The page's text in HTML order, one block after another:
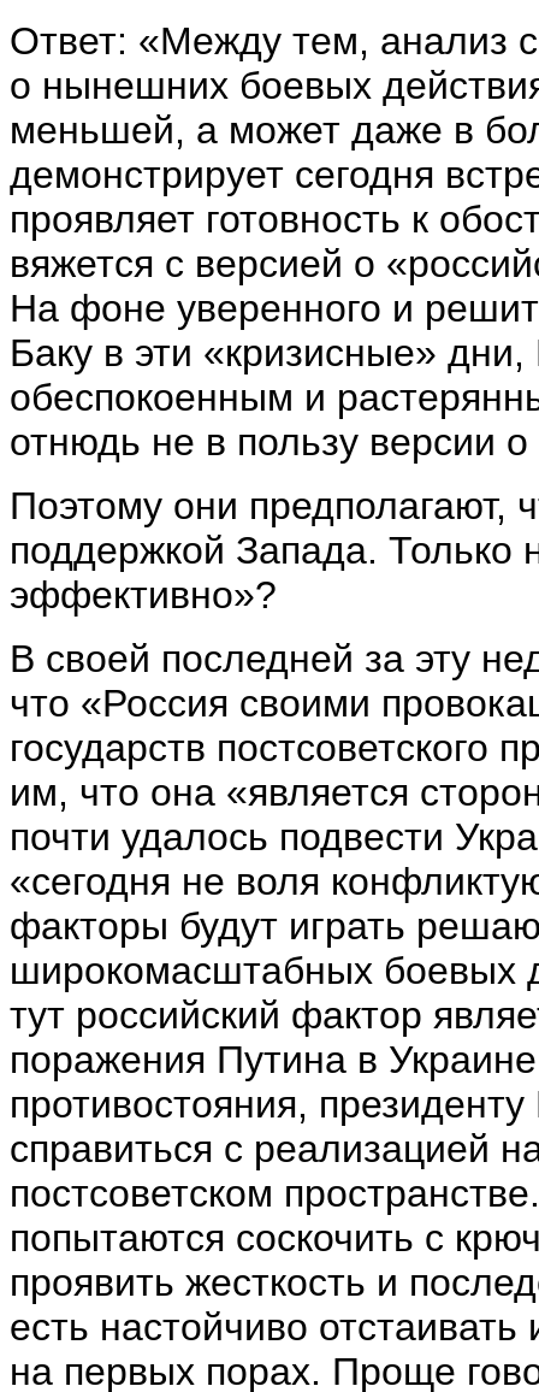
Ответ: «Между тем, анализ
о нынешних боевых
меньшей, а может даже в
демонстрирует сегодня
проявляет готовность к
вяжется с версией о
На фоне уверенного и
Баку в эти «кризисные»
обеспокоенным и
отнюдь не в пользу версии
Поэтому они предполагают,
поддержкой Запада. Только
эффективно»?
В своей последней за эту
что «Россия своими
государств постсоветского
им, что она «является
почти удалось подвести
«сегодня не воля
факторы будут играть
широкомасштабных боевых
тут российский фактор
поражения Путина в
противостояния,
справиться с реализацией
постсоветском
попытаются соскочить с
проявить жесткость и
есть настойчиво
на первых порах. Проще